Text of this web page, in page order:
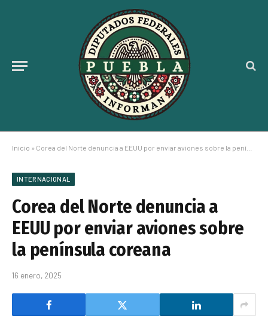
Inicio » Corea del Norte denuncia a EEUU por enviar aviones sobre la península coreana
INTERNACIONAL
Corea del Norte denuncia a
EEUU por enviar aviones sobre
la península coreana
16 enero, 2025